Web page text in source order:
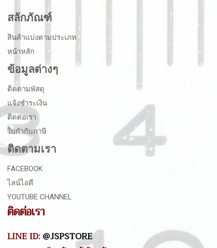
สลักภัณฑ์
สินค้าแบ่งตามประเภท
หน้าหลัก
ข้อมูลต่างๆ
ติดตามพัสดุ
แจ้งชำระเงิน
ติดต่อเรา
ใบกำกับภาษี
ติดตามเรา
FACEBOOK
ไลน์ไอดี
YOUTUBE CHANNEL
ติดต่อเรา
LINE ID:@JSPSTORE